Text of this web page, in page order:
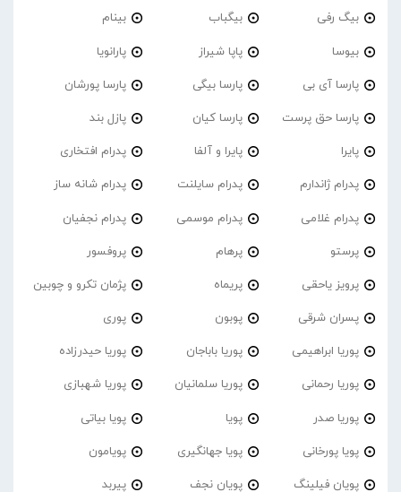
بیگ رفی بیگباب بینام
بیوسا پاپا شیراز پارانویا
پارسا آی بی پارسا بیگی پارسا پورشان
پارسا حق پرست پارسا کیان پازل بند
پایرا پایرا و آلفا پدرام افتخاری
پدرام ژاندارم پدرام‌ سایلنت پدرام شانه ساز
پدرام غلامی پدرام موسمی پدرام نجفیان
پرستو پرهام پروفسور
پرویز یاحقی پریماه پژمان تکرو و چوبین
پسران شرقی پوبون پوری
پوریا ابراهیمی پوریا باباجان پوریا حیدرزاده
پوریا رحمانی پوریا سلمانیان پوریا شهبازی
پوریا صدر پویا پویا بیاتی
پویا پورخانی پویا جهانگیری پویامون
پویان فیلینگ پویان نجف پیربد